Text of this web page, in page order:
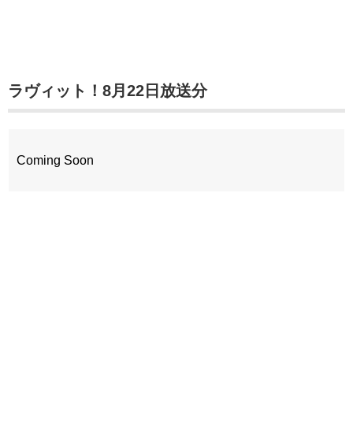
ラヴィット！8月22日放送分
Coming Soon